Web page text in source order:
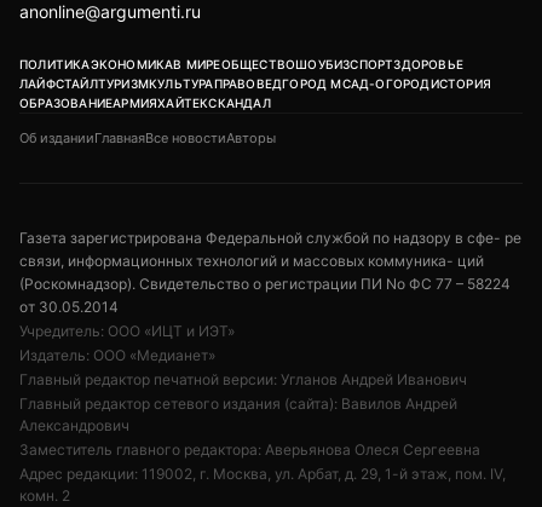
anonline@argumenti.ru
ПОЛИТИКАЭКОНОМИКАВ МИРЕОБЩЕСТВОШОУБИЗСПОРТЗДОРОВЬЕ
ЛАЙФСТАЙЛТУРИЗМКУЛЬТУРАПРАВОВЕДГОРОД МСАД-ОГОРОДИСТОРИЯ
ОБРАЗОВАНИЕАРМИЯХАЙТЕКСКАНДАЛ
Об изданииГлавнаяВсе новостиАвторы
Газета зарегистрирована Федеральной службой по надзору в сфе- ре
связи, информационных технологий и массовых коммуника- ций
(Роскомнадзор). Свидетельство о регистрации ПИ No ФС 77 – 58224
от 30.05.2014
Учредитель: ООО «ИЦТ и ИЭТ»
Издатель: ООО «Медианет»
Главный редактор печатной версии: Угланов Андрей Иванович
Главный редактор сетевого издания (сайта): Вавилов Андрей
Александрович
Заместитель главного редактора: Аверьянова Олеся Сергеевна
Адрес редакции: 119002, г. Москва, ул. Арбат, д. 29, 1-й этаж, пом. IV,
комн. 2